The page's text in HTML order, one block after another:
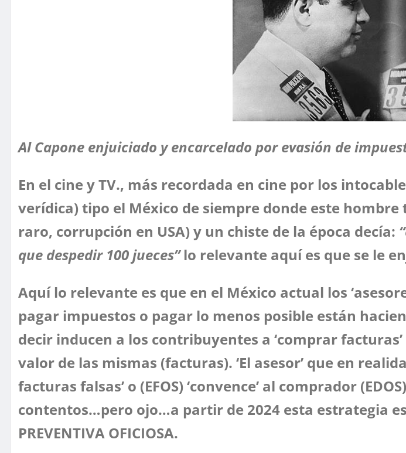
Al Capone enjuiciado y encarcelado por evasión de
En el cine y TV., más recordada en cine por los
verídica) tipo el México de siempre donde este
raro, corrupción en USA) y un chiste de la época decía:
que despedir 100 jueces”lo relevante aquí es que se le
Aquí lo relevante es que en el México actual los
pagar impuestos o pagar lo menos posible están
decir inducen a los contribuyentes a ‘comprar
valor de las mismas (facturas). ‘El asesor’ que en
facturas falsas’ o (EFOS) ‘convence’ al comprador
contentos…pero ojo…a partir de 2024 esta estrategia
PREVENTIVA OFICIOSA.